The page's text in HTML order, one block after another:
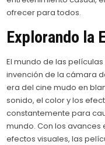
ofrecer para todos.
Explorando la
El mundo de las
invención de la cámara
era del cine mudo en
sonido, el color y los
constantemente para
mundo. Con los
efectos visuales, las